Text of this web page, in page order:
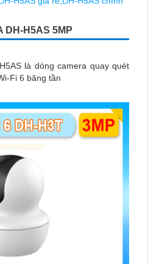
DH-H5AS 5MP
là dòng camera quay quét
Fi 6 băng tần